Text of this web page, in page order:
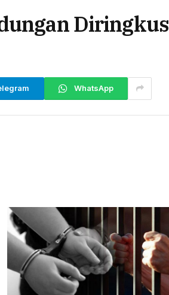
Diringkus
WhatsApp